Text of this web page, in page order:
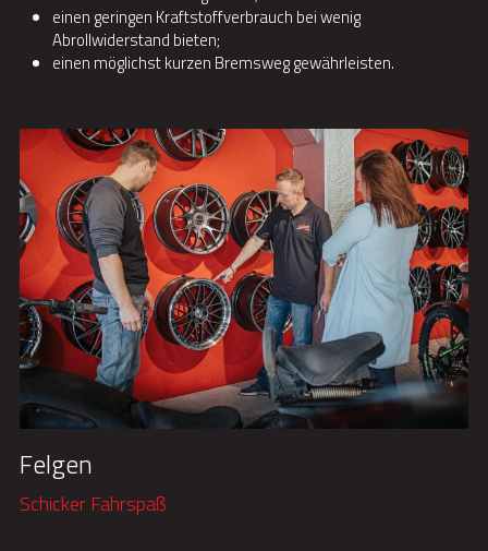
einen geringen Kraftstoffverbrauch bei wenig
Abrollwiderstand bieten;
einen möglichst kurzen Bremsweg gewährleisten.
Felgen
Schicker Fahrspaß